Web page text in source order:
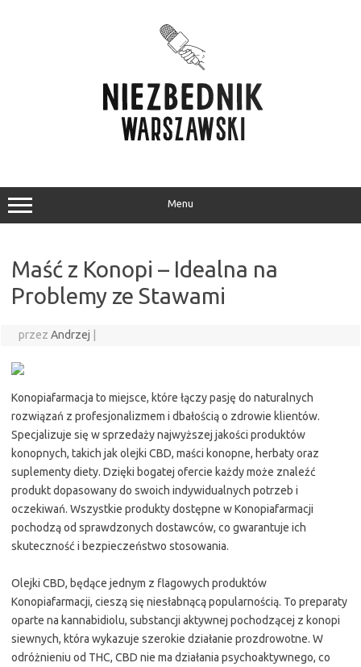
Menu
Maść z Konopi – Idealna na
Problemy ze Stawami
przez Andrzej
Konopiafarmacja to miejsce, które łączy pasję do naturalnych
rozwiązań z profesjonalizmem i dbałością o zdrowie klientów.
Specjalizuje się w sprzedaży najwyższej jakości produktów
konopnych, takich jak olejki CBD, maści konopne, herbaty oraz
suplementy diety. Dzięki bogatej ofercie każdy może znaleźć
produkt dopasowany do swoich indywidualnych potrzeb i
oczekiwań. Wszystkie produkty dostępne w Konopiafarmacji
pochodzą od sprawdzonych dostawców, co gwarantuje ich
skuteczność i bezpieczeństwo stosowania.
Olejki CBD, będące jednym z flagowych produktów
Konopiafarmacji, cieszą się niesłabnącą popularnością. To preparaty
oparte na kannabidiolu, substancji aktywnej pochodzącej z konopi
siewnych, która wykazuje szerokie działanie prozdrowotne. W
odróżnieniu od THC, CBD nie ma działania psychoaktywnego, co